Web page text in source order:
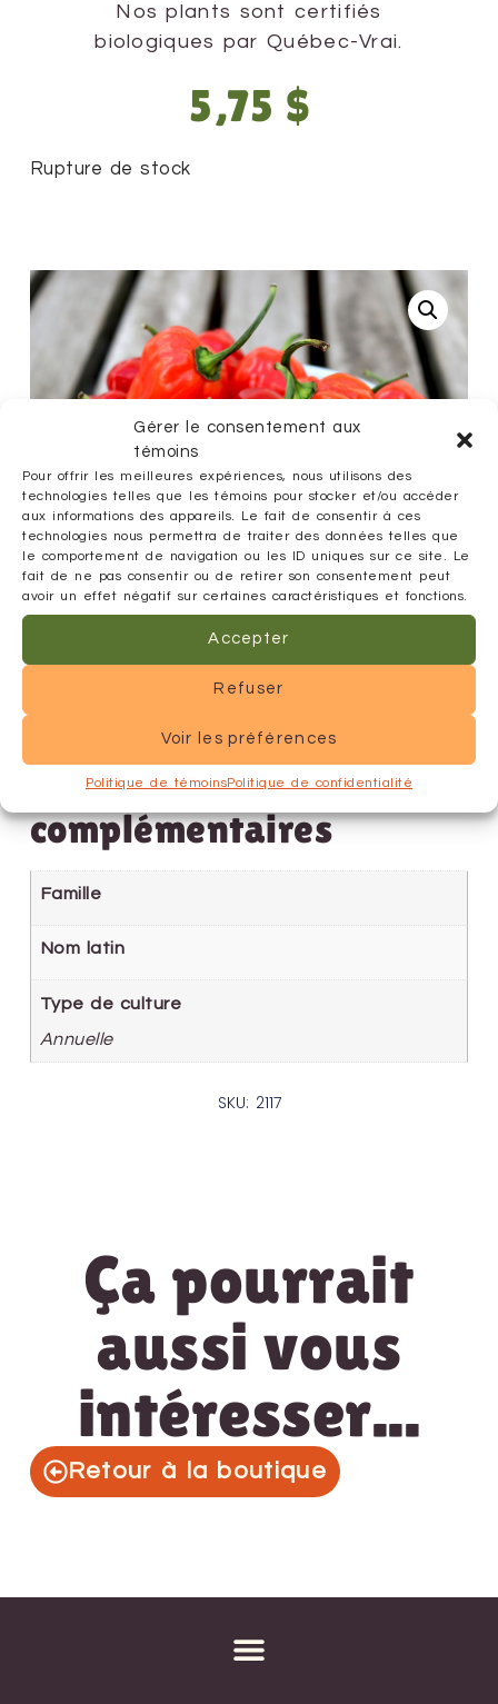
Gérer le consentement aux
témoins
Pour offrir les meilleures expériences, nous utilisons des
technologies telles que les témoins pour stocker et/ou accéder
aux informations des appareils. Le fait de consentir à ces
technologies nous permettra de traiter des données telles que
le comportement de navigation ou les ID uniques sur ce site. Le
fait de ne pas consentir ou de retirer son consentement peut
avoir un effet négatif sur certaines caractéristiques et fonctions.
Accepter
Refuser
Voir les préférences
Politique de témoinsPolitique de confidentialité
Nos plants sont certifiés
biologiques par Québec-Vrai.
5,75 $
Rupture de stock
Informations
complémentaires
Famille
Nom latin
Type de culture
Annuelle
SKU: 2117
Ça pourrait
aussi vous
intéresser...
Retour à la boutique